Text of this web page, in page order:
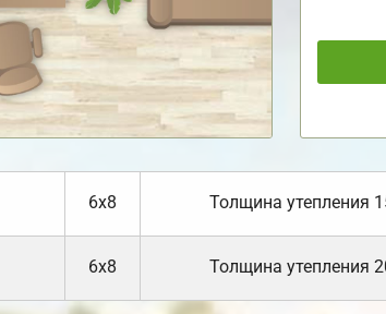
6х8 Толщина утепления
6х8 Толщина утепления